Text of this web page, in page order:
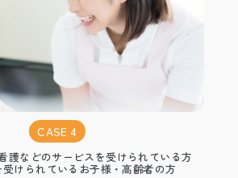
CASE 4
護などのサービスを受けられている方
けられているお子様・高齢者の方